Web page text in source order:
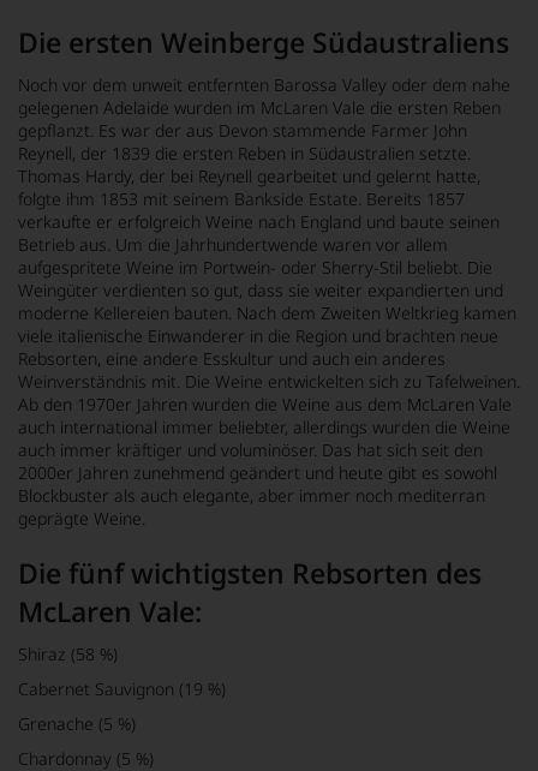
Die ersten Weinberge Südaustraliens
Noch vor dem unweit entfernten Barossa Valley oder dem nahe
gelegenen Adelaide wurden im McLaren Vale die ersten Reben
gepflanzt. Es war der aus Devon stammende Farmer John
Reynell, der 1839 die ersten Reben in Südaustralien setzte.
Thomas Hardy, der bei Reynell gearbeitet und gelernt hatte,
folgte ihm 1853 mit seinem Bankside Estate. Bereits 1857
verkaufte er erfolgreich Weine nach England und baute seinen
Betrieb aus. Um die Jahrhundertwende waren vor allem
aufgespritete Weine im Portwein- oder Sherry-Stil beliebt. Die
Weingüter verdienten so gut, dass sie weiter expandierten und
moderne Kellereien bauten. Nach dem Zweiten Weltkrieg kamen
viele italienische Einwanderer in die Region und brachten neue
Rebsorten, eine andere Esskultur und auch ein anderes
Weinverständnis mit. Die Weine entwickelten sich zu Tafelweinen.
Ab den 1970er Jahren wurden die Weine aus dem McLaren Vale
auch international immer beliebter, allerdings wurden die Weine
auch immer kräftiger und voluminöser. Das hat sich seit den
2000er Jahren zunehmend geändert und heute gibt es sowohl
Blockbuster als auch elegante, aber immer noch mediterran
geprägte Weine.
Die fünf wichtigsten Rebsorten des
McLaren Vale:
Shiraz (58 %)
Cabernet Sauvignon (19 %)
Grenache (5 %)
Chardonnay (5 %)